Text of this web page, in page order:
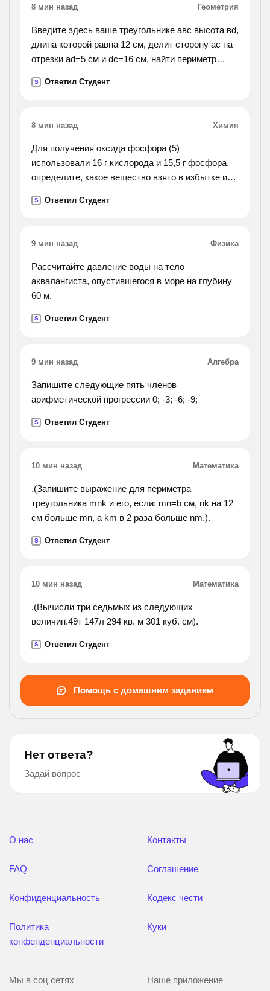
8 мин назад Геометрия
Введите здесь ваше треугольнике авс высота вd,
длина которой равна 12 см, делит сторону ас на
отрезки аd=5 см и dс=16 см. найти периметр
S Ответил Студент
8 мин назад Химия
Для получения оксида фосфора (5)
использовали 16 г кислорода и 15,5 г фосфора.
определите, какое вещество взято в избытке и
реакции.
S Ответил Студент
9 мин назад Физика
Рассчитайте давление воды на тело
аквалангиста, опустившегося в море на глубину
60 м.
S Ответил Студент
9 мин назад Алгебра
Запишите следующие пять членов
арифметической прогрессии 0; -3; -6; -9;
S Ответил Студент
10 мин назад Математика
.(Запишите выражение для периметра
треугольника mnk и его, если: mn=b см, nk на 12
см больше mn, а km в 2 раза больше nm.).
S Ответил Студент
10 мин назад Математика
.(Вычисли три седьмых из следующих
величин.49т 147л 294 кв. м 301 куб. см).
S Ответил Студент
Помощь с домашним заданием
Нет ответа?
Задай вопрос
О нас
FAQ
Конфиденциальность
Политика
конфенденциальности
Контакты
Соглашение
Кодекс чести
Куки
Мы в соц сетях Наше приложение